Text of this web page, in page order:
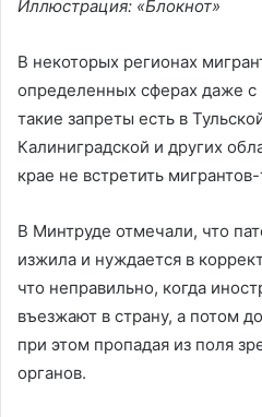
Иллюстрация: «Блокнот»
В некоторых регионах
определенных сферах даже
такие запреты есть в
Калиниградской и других
крае не встретить
В Минтруде отмечали, что
изжила и нуждается в
что неправильно, когда
въезжают в страну, а потом
при этом пропадая из поля
органов.